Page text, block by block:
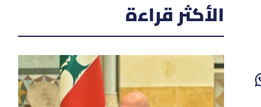
الأكثر قراءة